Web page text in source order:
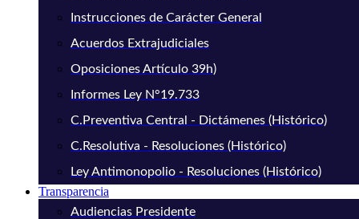
Instrucciones de Carácter General
Acuerdos Extrajudiciales
Oposiciones Artículo 39h)
Informes Ley N°19.733
C.Preventiva Central - Dictámenes (Histórico)
C.Resolutiva - Resoluciones (Histórico)
Ley Antimonopolio - Resoluciones (Histórico)
Transparencia
Audiencias Presidente